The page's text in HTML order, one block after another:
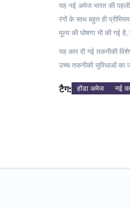
यह नई अमेज भारत की
रंगों के साथ बहुत ही
मूल्य की घोषणा भी की गई
यह कार दी गई तकनीकी
उच्च तकनीकी सुविधाओं का
टैग: होंडा अमेज नई